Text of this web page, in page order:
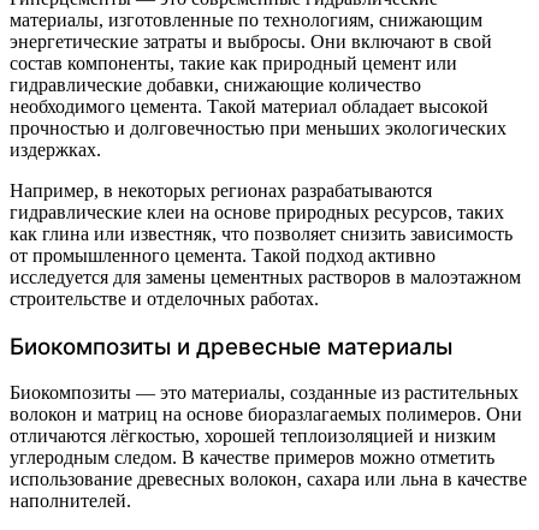
материалы, изготовленные по технологиям, снижающим
энергетические затраты и выбросы. Они включают в свой
состав компоненты, такие как природный цемент или
гидравлические добавки, снижающие количество
необходимого цемента. Такой материал обладает высокой
прочностью и долговечностью при меньших экологических
издержках.
Например, в некоторых регионах разрабатываются
гидравлические клеи на основе природных ресурсов, таких
как глина или известняк, что позволяет снизить зависимость
от промышленного цемента. Такой подход активно
исследуется для замены цементных растворов в малоэтажном
строительстве и отделочных работах.
Биокомпозиты и древесные материалы
Биокомпозиты — это материалы, созданные из растительных
волокон и матриц на основе биоразлагаемых полимеров. Они
отличаются лёгкостью, хорошей теплоизоляцией и низким
углеродным следом. В качестве примеров можно отметить
использование древесных волокон, сахара или льна в качестве
наполнителей.